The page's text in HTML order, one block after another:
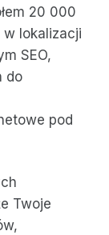
20 000
w lokalizacji
SEO,
do
pod
Twoje